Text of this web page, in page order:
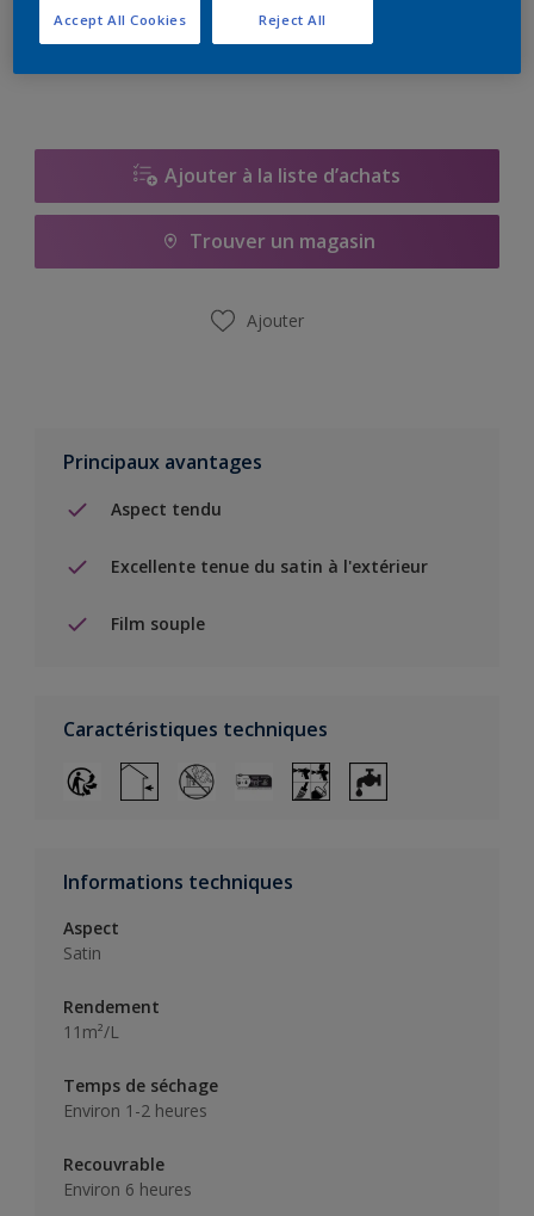
Ajouter à la liste d’achats
Trouver un magasin
Ajouter
Principaux avantages
Aspect tendu
Excellente tenue du satin à l'extérieur
Film souple
Caractéristiques techniques
Informations techniques
Aspect
Satin
Rendement
11m²/L
Temps de séchage
Environ 1-2 heures
Recouvrable
Environ 6 heures
Reject All
Accept All Cookies